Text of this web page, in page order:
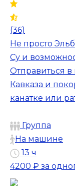
(36)
Не просто
Су и
Отправиться
Кавказа и
канатке или
Группа
На машине
13 ч
4200 ₽ за